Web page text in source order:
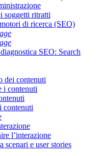
soggetti ritratti
di ricerca (SEO)
SEO: Search
dei contenuti
i contenuti
contenuti
l’interazione
scenari e user stories